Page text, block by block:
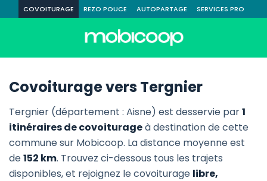
COVOITURAGE REZO POUCE AUTOPARTAGE SERVICES PRO
Covoiturage vers Tergnier
Tergnier (département : Aisne) est desservie par1
itinéraires de covoiturageà destination de cette
commune sur Mobicoop. La distance moyenne est
de152 km. Trouvez ci-dessous tous les trajets
disponibles, et rejoignez le covoiturage libre,